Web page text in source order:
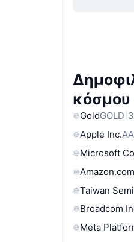
κόσμου
GoldGOLD
Apple Inc.
Microsoft
Taiwan
Broadcom
Meta